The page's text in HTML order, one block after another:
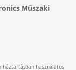
Műszaki
háztartásban használatos